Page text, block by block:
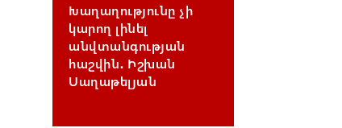
Խաղաղությունը չի
կարող լինել
անվտանգության
հաշվին․ Իշխան
Սաղաթելյան